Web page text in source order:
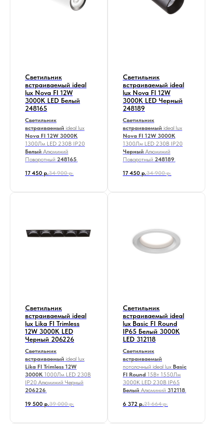
Светильник
встраиваемый ideal
lux Nova FI 12W
3000K LED Белый
248165
Светильник
встраиваемый ideal lux
Nova FI 12W 3000K
1300Лм LED 230В IP20
Белый Алюминий
Поворотный 248165.
17 450 р.34 900 р.
Светильник
встраиваемый ideal
lux Nova FI 12W
3000K LED Черный
248189
Светильник
встраиваемый ideal lux
Nova FI 12W 3000K
1300Лм LED 230В IP20
Черный Алюминий
Поворотный 248189.
17 450 р.34 900 р.
Светильник
встраиваемый ideal
lux Lika FI Trimless
12W 3000K LED
Черный 206226
Светильник
встраиваемый ideal lux
Lika FI Trimless 12W
3000K 1000Лм LED 230В
IP20 Алюминий Черный
206226.
19 500 р.39 000 р.
Светильник
встраиваемый ideal
lux Basic FI Round
IP65 Белый 3000К
LED 312118
Светильник
встраиваемый
потолочный ideal lux Basic
FI Round 15Вт 1550Лм
3000К LED 230В IP65
Белый Алюминий 312118.
6 372 р.21 664 р.